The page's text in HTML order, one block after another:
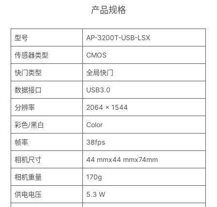
产品规格
型号 AP-3200T-USB-LSX
传感器类型 CMOS
快门类型 全局快门
数据接口 USB3.0
分辨率 2064 x 1544
彩色/黑白 Color
帧率 38fps
相机尺寸 44 mmx44 mmx74mm
相机重量 170g
供电电压 5.3 W